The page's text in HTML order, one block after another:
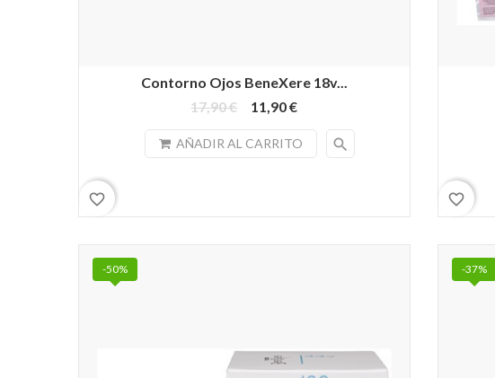
Contorno Ojos BeneXere 18v...
17,90 €
11,90 €
AÑADIR AL CARRITO search
favorite_border favorite_border
-50% -37%